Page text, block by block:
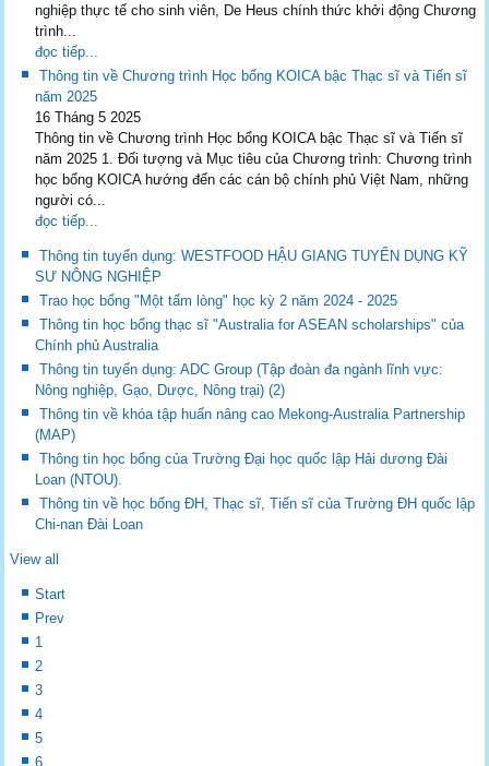
nghiệp thực tế cho sinh viên, De Heus chính thức khởi động Chương
trình...
đọc tiếp...
Thông tin về Chương trình Học bổng KOICA bậc Thạc sĩ và Tiến sĩ
năm 2025
16 Tháng 5 2025
Thông tin về Chương trình Học bổng KOICA bậc Thạc sĩ và Tiến sĩ
năm 2025 1. Đối tượng và Mục tiêu của Chương trình: Chương trình
học bổng KOICA hướng đến các cán bộ chính phủ Việt Nam, những
người có...
đọc tiếp...
Thông tin tuyển dụng: WESTFOOD HẬU GIANG TUYỂN DỤNG KỸ
SƯ NÔNG NGHIỆP
Trao học bổng "Một tấm lòng" học kỳ 2 năm 2024 - 2025
Thông tin học bổng thạc sĩ "Australia for ASEAN scholarships" của
Chính phủ Australia
Thông tin tuyển dụng: ADC Group (Tập đoàn đa ngành lĩnh vực:
Nông nghiệp, Gạo, Dược, Nông trại) (2)
Thông tin về khóa tập huấn nâng cao Mekong-Australia Partnership
(MAP)
Thông tin học bổng của Trường Đại học quốc lập Hải dương Đài
Loan (NTOU).
Thông tin về học bổng ĐH, Thạc sĩ, Tiến sĩ của Trường ĐH quốc lập
Chi-nan Đài Loan
View all
Start
Prev
1
2
3
4
5
6